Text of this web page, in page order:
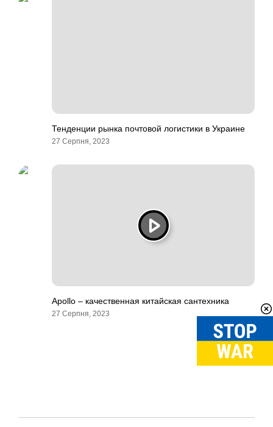
Тенденции рынка почтовой логистики в Украине
27 Серпня, 2023
Apollo – качественная китайская сантехника
27 Серпня, 2023